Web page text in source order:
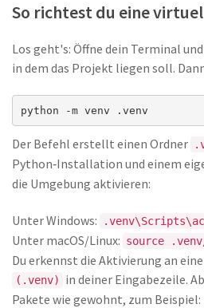
So richtest du eine
Los geht's: Öffne dein Terminal
in dem das Projekt liegen soll.
python -m venv .venv
Der Befehl erstellt einen Ordner
Python‑Installation und einem
die Umgebung aktivieren:
Unter Windows:
Unter macOS/Linux: source
Du erkennst die Aktivierung an
(.venv)
in deiner Eingabezeile.
Pakete wie gewohnt, zum Beispiel: